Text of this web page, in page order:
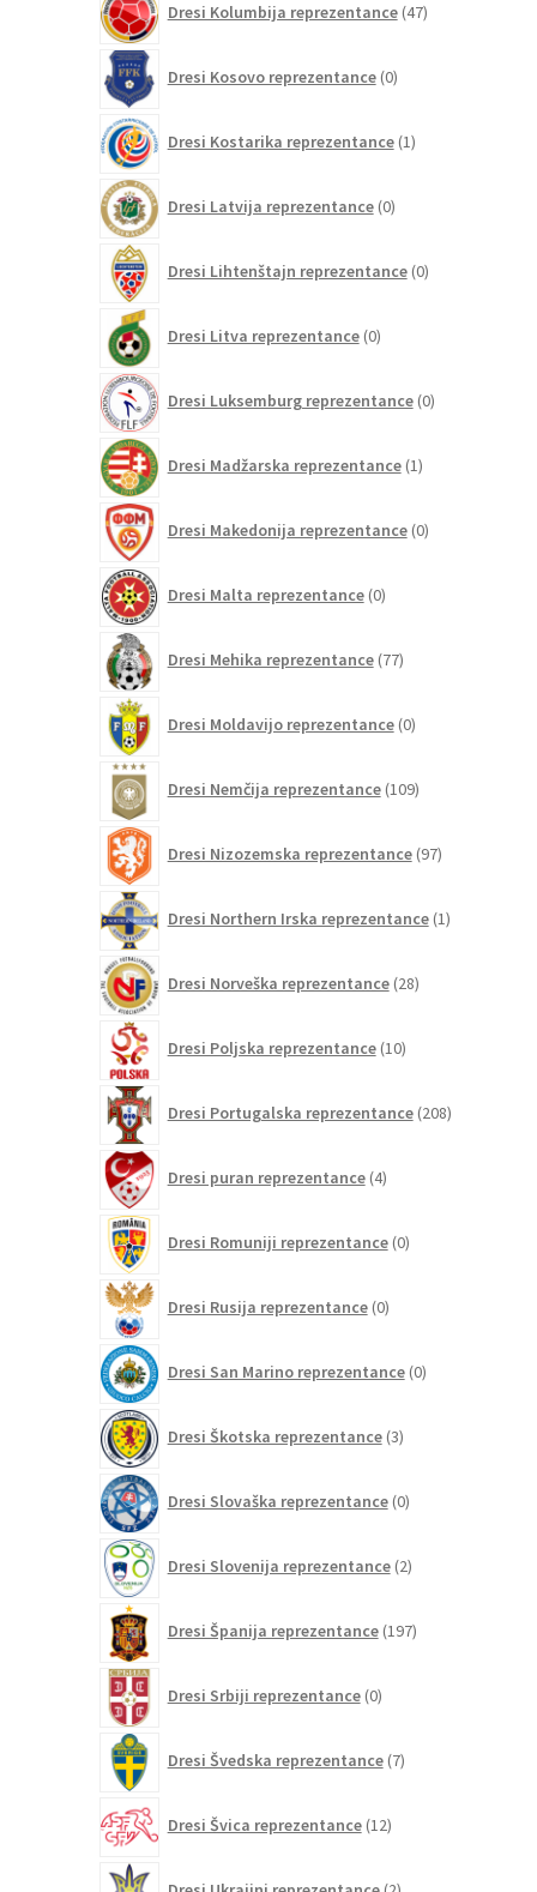
Dresi Kolumbija reprezentance 47izdelkov
Dresi Kosovo reprezentance 0izdelkov
Dresi Kostarika reprezentance 1izdelek
Dresi Latvija reprezentance 0izdelkov
Dresi Lihtenštajn reprezentance 0izdelkov
Dresi Litva reprezentance 0izdelkov
Dresi Luksemburg reprezentance 0izdelkov
Dresi Madžarska reprezentance 1izdelek
Dresi Makedonija reprezentance 0izdelkov
Dresi Malta reprezentance 0izdelkov
Dresi Mehika reprezentance 77izdelkov
Dresi Moldavijo reprezentance 0izdelkov
Dresi Nemčija reprezentance 109izdelkov
Dresi Nizozemska reprezentance 97izdelkov
Dresi Northern Irska reprezentance 1izdelek
Dresi Norveška reprezentance 28izdelkov
Dresi Poljska reprezentance 10izdelkov
Dresi Portugalska reprezentance 208izdelkov
Dresi puran reprezentance 4izdelki
Dresi Romuniji reprezentance 0izdelkov
Dresi Rusija reprezentance 0izdelkov
Dresi San Marino reprezentance 0izdelkov
Dresi Škotska reprezentance 3izdelki
Dresi Slovaška reprezentance 0izdelkov
Dresi Slovenija reprezentance 2izdelka
Dresi Španija reprezentance 197izdelkov
Dresi Srbiji reprezentance 0izdelkov
Dresi Švedska reprezentance 7izdelkov
Dresi Švica reprezentance 12izdelkov